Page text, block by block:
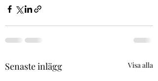
Senaste inlägg Visa alla